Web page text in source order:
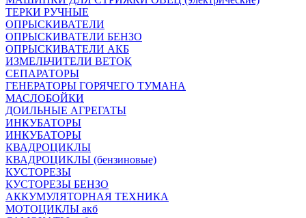
ТЕРКИ РУЧНЫЕ
ОПРЫСКИВАТЕЛИ
ОПРЫСКИВАТЕЛИ БЕНЗО
ОПРЫСКИВАТЕЛИ АКБ
ИЗМЕЛЬЧИТЕЛИ ВЕТОК
СЕПАРАТОРЫ
ГЕНЕРАТОРЫ ГОРЯЧЕГО ТУМАНА
МАСЛОБОЙКИ
ДОИЛЬНЫЕ АГРЕГАТЫ
ИНКУБАТОРЫ
ИНКУБАТОРЫ
КВАДРОЦИКЛЫ
КВАДРОЦИКЛЫ (бензиновые)
КУСТОРЕЗЫ
КУСТОРЕЗЫ БЕНЗО
АККУМУЛЯТОРНАЯ ТЕХНИКА
МОТОЦИКЛЫ акб